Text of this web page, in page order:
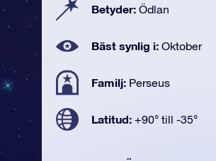
Betyder: Ödlan
Bäst synlig i: Oktober
Familj: Perseus
Latitud: +90° till -35°